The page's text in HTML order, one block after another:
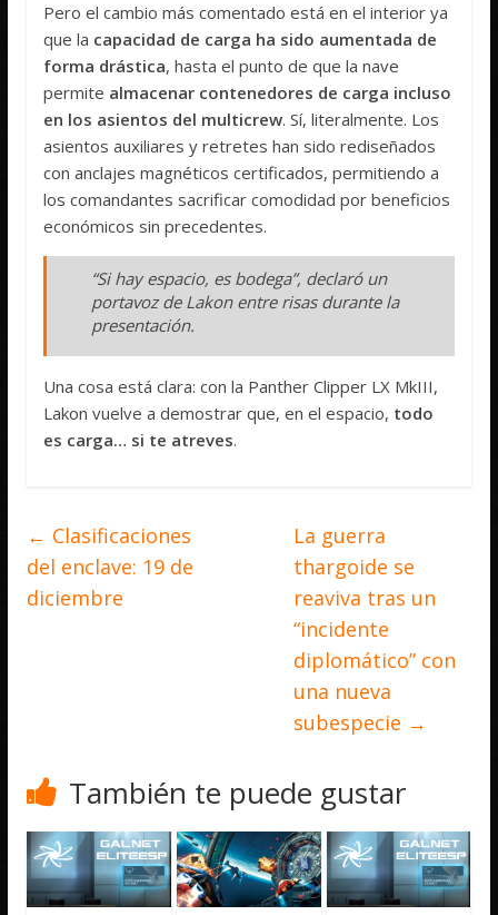
Pero el cambio más comentado está en el interior ya
que la capacidad de carga ha sido aumentada de
forma drástica, hasta el punto de que la nave
permite almacenar contenedores de carga incluso
en los asientos del multicrew. Sí, literalmente. Los
asientos auxiliares y retretes han sido rediseñados
con anclajes magnéticos certificados, permitiendo a
los comandantes sacrificar comodidad por beneficios
económicos sin precedentes.
“Si hay espacio, es bodega”, declaró un
portavoz de Lakon entre risas durante la
presentación.
Una cosa está clara: con la Panther Clipper LX MkIII,
Lakon vuelve a demostrar que, en el espacio, todo
es carga… si te atreves.
← Clasificaciones
del enclave: 19 de
diciembre
La guerra
thargoide se
reaviva tras un
“incidente
diplomático” con
una nueva
subespecie →
También te puede gustar